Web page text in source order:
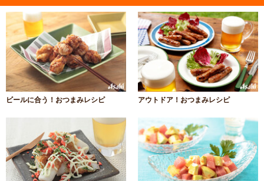
ビールに合う！おつまみレシピ アウトドア！おつまみレシピ